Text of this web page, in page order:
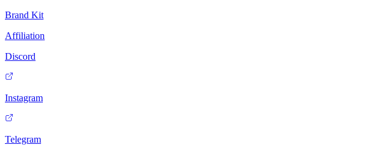
Brand Kit
Affiliation
Discord
Instagram
Telegram